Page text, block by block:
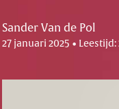
Sander Van de Pol
27 januari 2025 • Leestijd: